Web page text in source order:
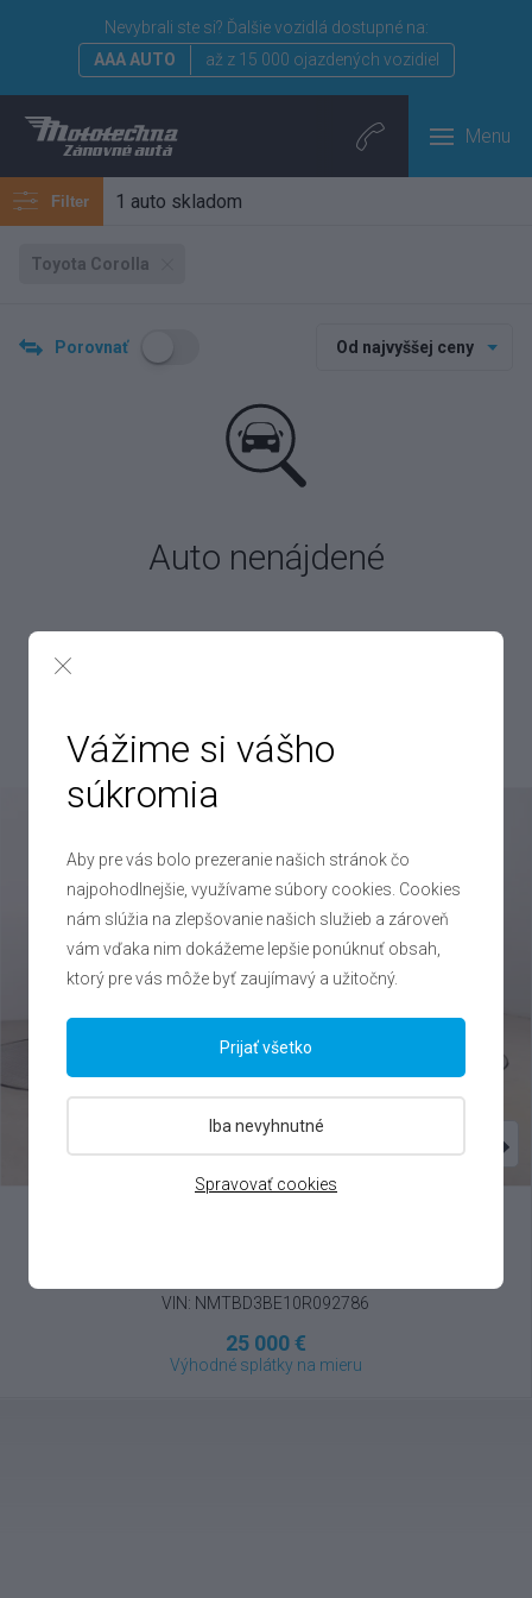
Nevybrali ste si? Ďalšie vozidlá dostupné na:
AAA AUTO
až z 15 000 ojazdených vozidiel
Menu
Filter 1 auto skladom
Toyota Corolla
Porovnať Od najvyššej ceny
Auto nenájdené
takže určite nájdeme aj auto pre vás!
VIN: NMTBD3BE10R092786
25 000 €
Výhodné splátky na mieru
Vážime si vášho
súkromia
Aby pre vás bolo prezeranie našich stránok čo
najpohodlnejšie, využívame súbory cookies. Cookies
nám slúžia na zlepšovanie našich služieb a zároveň
vám vďaka nim dokážeme lepšie ponúknuť obsah,
ktorý pre vás môže byť zaujímavý a užitočný.
Spravovať cookies
Iba nevyhnutné
Prijať všetko